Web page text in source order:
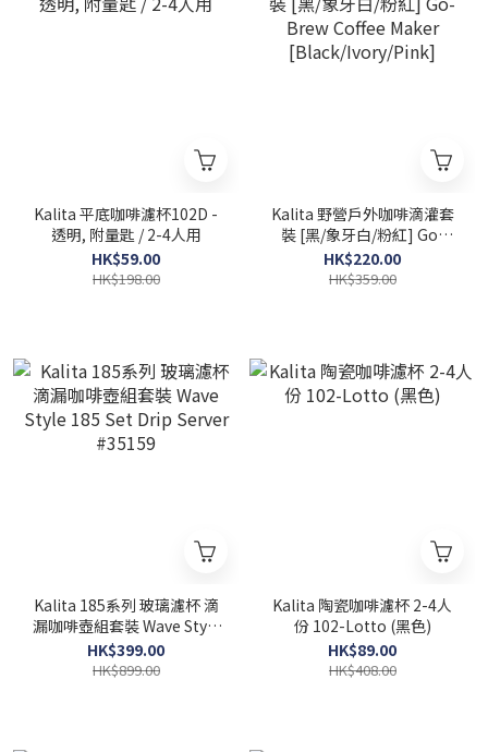
Kalita 平底咖啡濾杯102D -
透明, 附量匙 / 2-4人用
HK$59.00
HK$198.00
Kalita 野營戶外咖啡滴灌套
裝 [黑/象牙白/粉紅] Go-
Brew Coffee Maker
[Black/Ivory/Pink]
HK$220.00
HK$359.00
Kalita 185系列 玻璃濾杯 滴
漏咖啡壺組套裝 Wave Style
185 Set Drip Server
#35159
HK$399.00
HK$899.00
Kalita 陶瓷咖啡濾杯 2-4人
份 102-Lotto (黑色)
HK$89.00
HK$408.00